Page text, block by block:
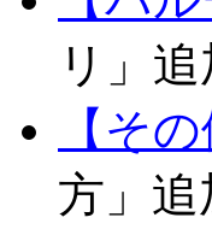
リ」
【そ
方」追